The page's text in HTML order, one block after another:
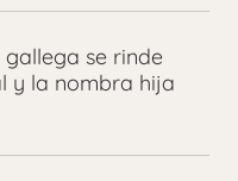
se rinde
y la nombra hija